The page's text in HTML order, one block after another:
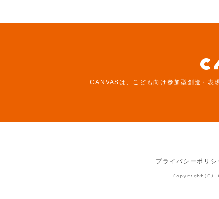
CANVASは、こども向け参加型創造・表
プライバシーポリ
Copyright(C)